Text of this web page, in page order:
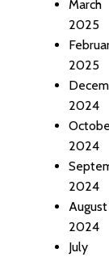
March
2025
2025
2024
2024
2024
August
2024
July